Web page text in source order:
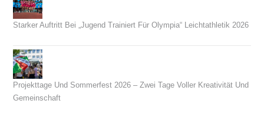
Starker Auftritt Bei „Jugend Trainiert Für Olympia“ Leichtathletik 2026
Projekttage Und Sommerfest 2026 – Zwei Tage Voller Kreativität Und
Gemeinschaft